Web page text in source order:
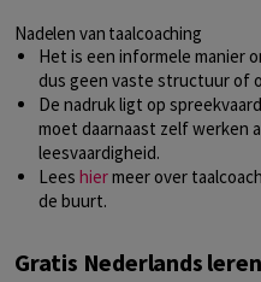
Nadelen van taalcoaching
Het is een informele manier
dus geen vaste structuur of
De nadruk ligt op
moet daarnaast zelf werken
leesvaardigheid.
Lees hiermeer over
de buurt.
Gratis Nederlands leren